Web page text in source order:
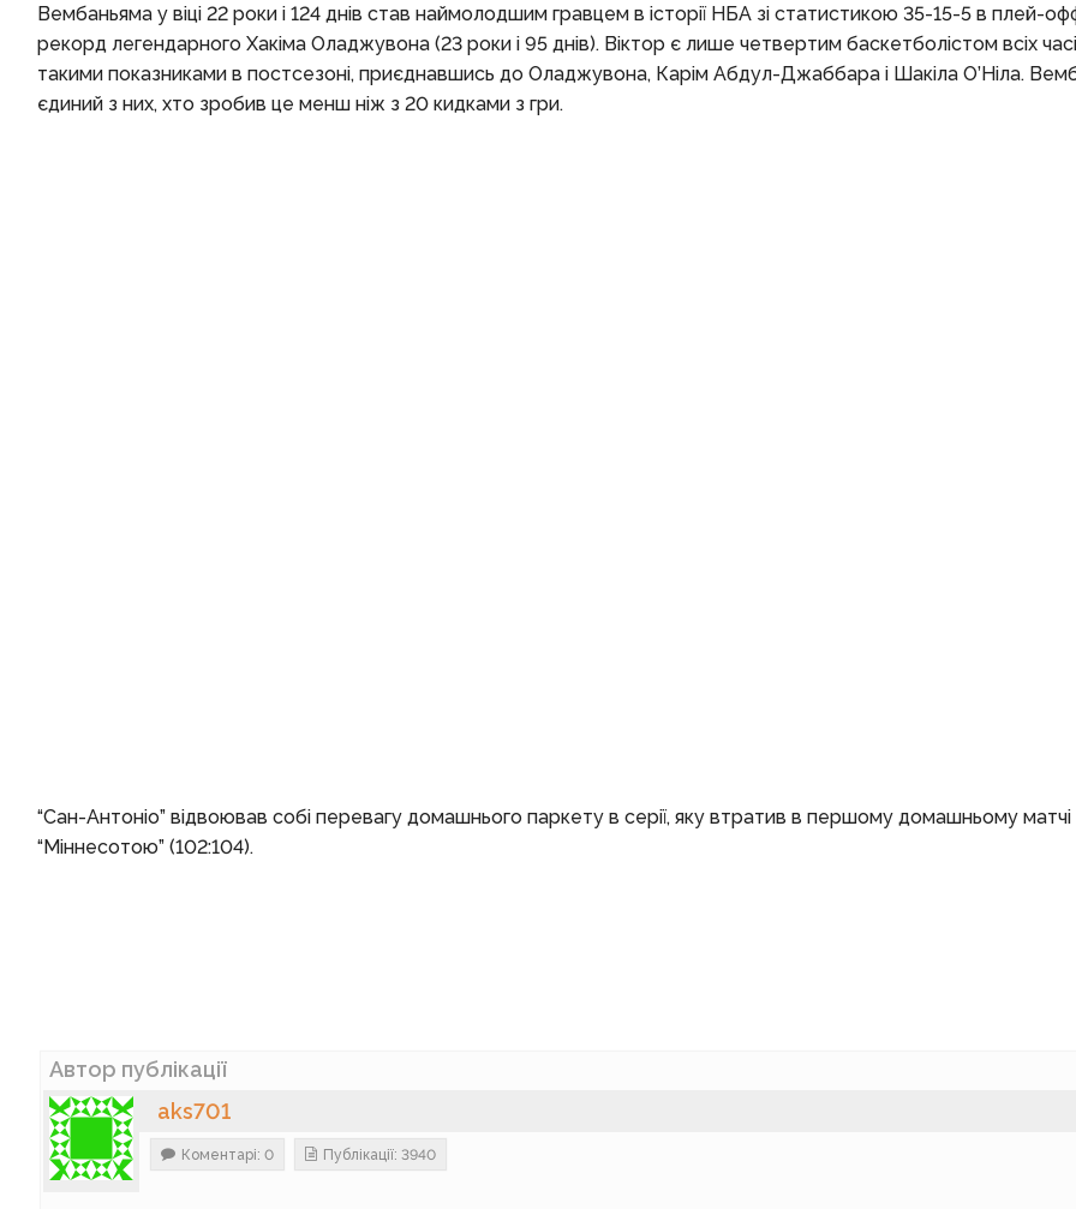
Вембаньяма у віці 22 роки і 124 днів став наймолодшим гравцем в історії НБА зі статистикою 35-15-5 в плей-
рекорд легендарного Хакіма Оладжувона (23 роки і 95 днів). Віктор є лише четвертим баскетболістом всіх
такими показниками в постсезоні, приєднавшись до Оладжувона, Карім Абдул-Джаббара і Шакіла О’Ніла.
єдиний з них, хто зробив це менш ніж з 20 кидками з гри.
“Сан-Антоніо” відвоював собі перевагу домашнього паркету в серії, яку втратив в першому домашньому матчі
“Міннесотою” (102:104).
Автор публікації
aks701
Коментарі: 0 Публікації: 3940